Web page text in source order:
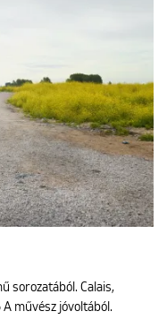
sorozatából. Calais,
A művész jóvoltából.